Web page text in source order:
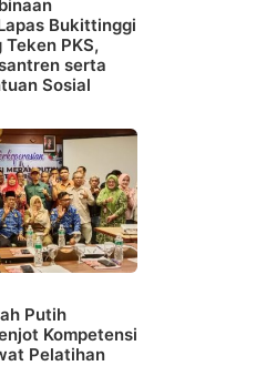
Bukittinggi
Teken PKS,
serta
Sosial
Putih
Kompetensi
Pelatihan